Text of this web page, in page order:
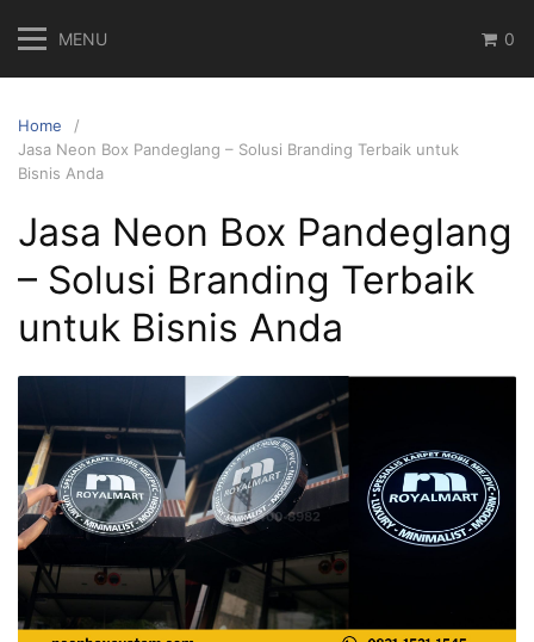
content
MENU 0
Home
Jasa Neon Box Pandeglang – Solusi Branding Terbaik untuk
Bisnis Anda
Jasa Neon Box Pandeglang
– Solusi Branding Terbaik
untuk Bisnis Anda